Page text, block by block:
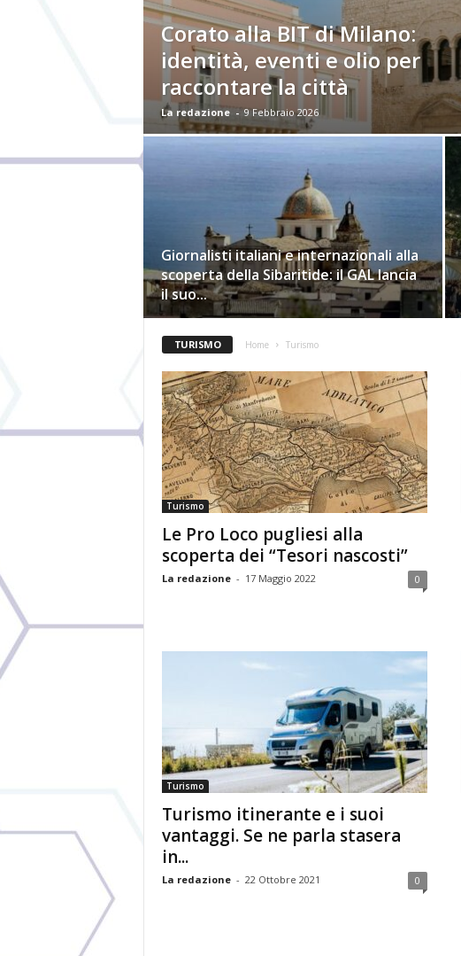
Corato alla BIT di Milano:
identità, eventi e olio per
raccontare la città
La redazione - 9 Febbraio 2026
Giornalisti italiani e internazionali alla
scoperta della Sibaritide: il GAL lancia
il suo...
TURISMO Home Turismo
Turismo
Le Pro Loco pugliesi alla
scoperta dei “Tesori nascosti”
La redazione - 17 Maggio 2022 0
Turismo
Turismo itinerante e i suoi
vantaggi. Se ne parla stasera
in...
La redazione - 22 Ottobre 2021 0